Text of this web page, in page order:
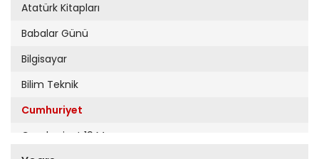
Atatürk Kitapları
Babalar Günü
Bilgisayar
Bilim Teknik
Cumhuriyet
Cumhuriyet 19 Mayıs